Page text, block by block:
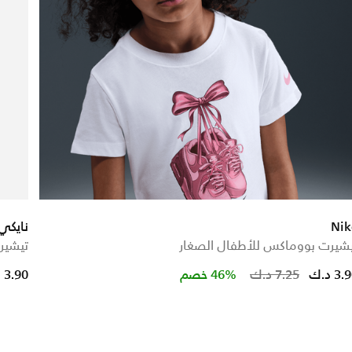
بووماكس للأطفال الصغار
7.25 د.ك د.ك 46% خصم
Price reduced from
3.90 د.ك